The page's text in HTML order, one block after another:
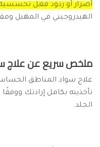
أضرار أو ردود فعل
الهيدروجيني في المهبل
ملخص سريع عن علاج
علاج سواد المناطق
تأخذينه بكامل إرادتك
الجلد.